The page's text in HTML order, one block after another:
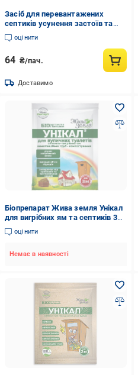
Засіб для перевантажених
септиків усунення застоїв та
запаху СЕПТИК PRO ЕКСПЕРТ
100 мл (35262999)
оцінити
64 ₴/пач.
Доставимо
Біопрепарат Жива земля Унікал
для вигрібних ям та септиків 35 г
(1765412210)
оцінити
Немає в наявності